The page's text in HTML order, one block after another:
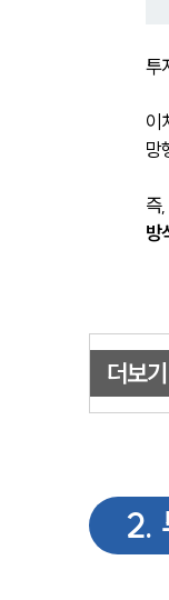
투
이
망
즉
방
더보기
2.